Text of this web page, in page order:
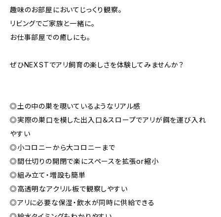
趣味のお部屋においてじっくり観察。
リビングでご家族と一緒に。
お仕事部屋での癒しにも。
ぜひNEXSTでアリ飼育の楽しさを体験してみませんか？
◎土の中の巣を覗いているようなリアル感
◎実際の巣口を模した出入口＆スロープでアリが餌を運び入れ
やすい
◎小コロニーから大コロニーまで
◎間仕切りの開閉で楽にスペースを拡張or縮小
◎組み立て・増設も簡単
◎高透明なアクリル板で観察しやすい
◎アリに必要な保湿・飲水が同時に供給できる